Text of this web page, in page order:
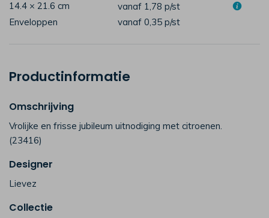
14.4 × 21.6 cm
vanaf 1,78 p/st
Enveloppen
vanaf 0,35 p/st
Productinformatie
Omschrijving
Vrolijke en frisse jubileum uitnodiging met citroenen.
(23416)
Designer
Lievez
Collectie